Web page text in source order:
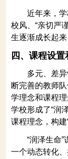
近年来，学校
校风、“亲切严
生逐渐成长起
四、课程设
多元、差异性
断完善的教师
学理念和课程
学校形成了“润
课程理念，构
“润泽生命”课
一个动态转化